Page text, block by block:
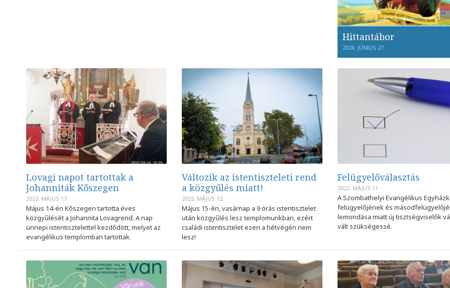
Hittantábor
2026. JÚNIUS 27.
Lovagi napot tartottak a
Johanniták Kőszegen
2022. MÁJUS 17.
Május 14-én Kőszegen tartotta éves
közgyűlését a Johannita Lovagrend. A nap
ünnepi istentisztelettel kezdődött, melyet az
evangélikus templomban tartottak.
Változik az istentiszteleti rend
a közgyűlés miatt!
2022. MÁJUS 12.
Május 15-én, vasárnap a 9 órás istentisztelet
után közgyűlés lesz templomunkban, ezért
családi istentisztelet ezen a hétvégén nem
lesz!
Felügyelőválasztás
2022. MÁJUS 11.
A Szombathelyi Evangélikus
felügyelőjének és
lemondása miatt új tisztségviselők
vált szükségessé.